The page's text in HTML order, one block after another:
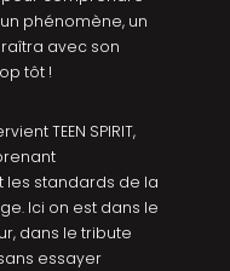
phénomène, un
avec son
tôt !
TEEN SPIRIT,
les standards de la
Ici on est dans le
dans le tribute
essayer